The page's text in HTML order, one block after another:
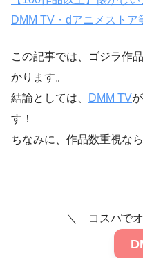
DMM TV・dアニメストア
この記事では、ゴジラ作
かります。
結論としては、
DMM TV
す！
ちなみに、作品数重視なら
＼ コスパで